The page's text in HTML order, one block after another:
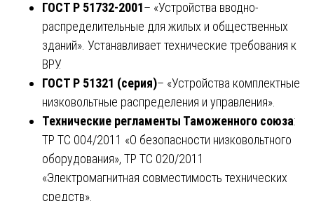
ГОСТ Р 51732-2001– «Устройства вводно-
распределительные для жилых и общественных
зданий». Устанавливает технические требования к
ВРУ.
ГОСТ Р 51321 (серия)– «Устройства комплектные
низковольтные распределения и управления».
Технические регламенты Таможенного союза:
ТР ТС 004/2011 «О безопасности низковольтного
оборудования», ТР ТС 020/2011
«Электромагнитная совместимость технических
средств».